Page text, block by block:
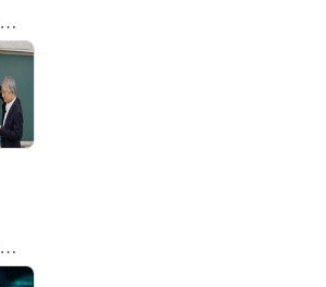
류은주
김충락